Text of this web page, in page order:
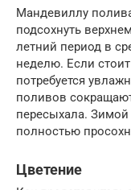
Мандевиллу
подсохнуть
летний период в
неделю. Если
потребуется
поливов
пересыхала. Зимой
полностью
Цветение